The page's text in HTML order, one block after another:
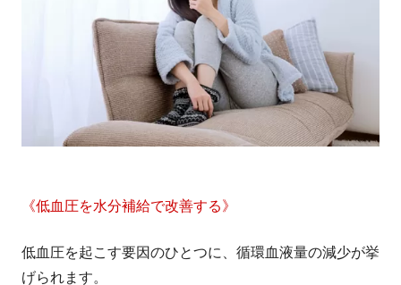
《低血圧を水分補給で改善する》
低血圧を起こす要因のひとつに、循環血液量の減少が挙
げられます。